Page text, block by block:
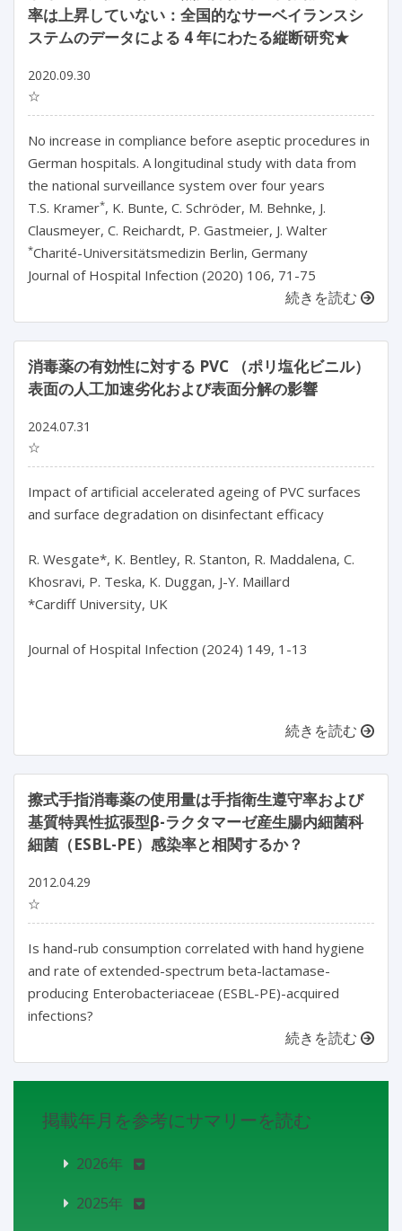
率は上昇していない：全国的なサーベイランスシ
ステムのデータによる 4 年にわたる縦断研究★
2020.09.30
☆
No increase in compliance before aseptic procedures in
German hospitals. A longitudinal study with data from
the national surveillance system over four years
T.S. Kramer*, K. Bunte, C. Schröder, M. Behnke, J.
Clausmeyer, C. Reichardt, P. Gastmeier, J. Walter
*Charité-Universitätsmedizin Berlin, Germany
Journal of Hospital Infection (2020) 106, 71-75
続きを読む
消毒薬の有効性に対する PVC （ポリ塩化ビニル）
表面の人工加速劣化および表面分解の影響
2024.07.31
☆
Impact of artificial accelerated ageing of PVC surfaces
and surface degradation on disinfectant efficacy
R. Wesgate*, K. Bentley, R. Stanton, R. Maddalena, C.
Khosravi, P. Teska, K. Duggan, J-Y. Maillard
*Cardiff University, UK
Journal of Hospital Infection (2024) 149, 1-13
続きを読む
擦式手指消毒薬の使用量は手指衛生遵守率および
基質特異性拡張型β-ラクタマーゼ産生腸内細菌科
細菌（ESBL-PE）感染率と相関するか？
2012.04.29
☆
Is hand-rub consumption correlated with hand hygiene
and rate of extended-spectrum beta-lactamase-
producing Enterobacteriaceae (ESBL-PE)-acquired
infections?
続きを読む
掲載年月を参考にサマリーを読む
2026年
2025年